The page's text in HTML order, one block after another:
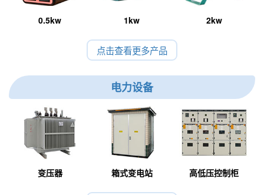
0.5kw 1kw 2kw
点击查看更多产品
电力设备
变压器 箱式变电站 高低压控制柜